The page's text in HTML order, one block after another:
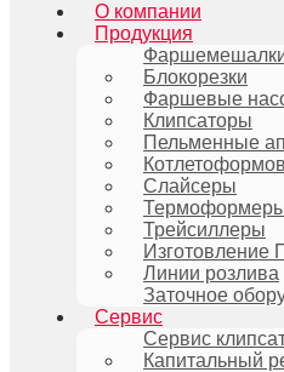
О компании
Продукция
Блокорезки
Фаршевые
Клипсаторы
Пельменные
Слайсеры
Трейсиллеры
Изготовление
Линии розлива
Заточное
Сервис
Сервис
Капитальный